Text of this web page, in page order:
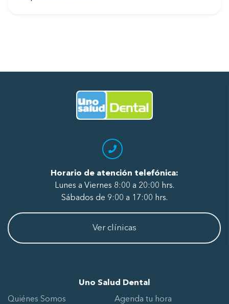
Horario de atención telefónica:
Lunes a Viernes 8:00 a 20:00 hrs.
Sábados de 9:00 a 17:00 hrs.
Ver clínicas
Uno Salud Dental
Quiénes Somos
Agenda tu hora